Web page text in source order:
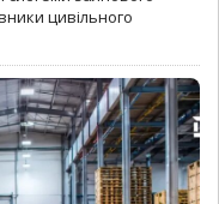
цивільного